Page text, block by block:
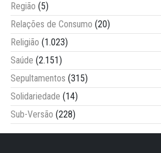
Região (5)
Relações de Consumo (20)
Religião (1.023)
Saúde (2.151)
Sepultamentos (315)
Solidariedade (14)
Sub-Versão (228)